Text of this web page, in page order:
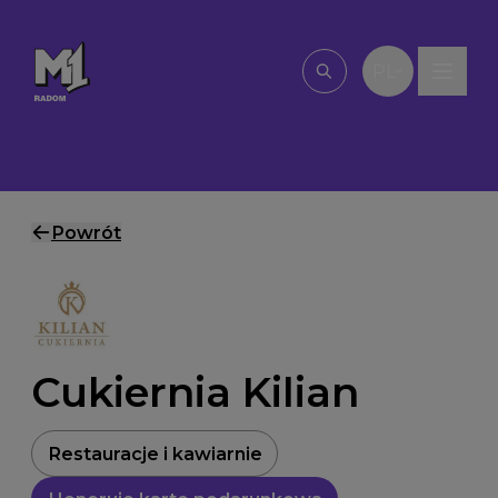
Wpisz, czego
Powrót
Cukiernia Kilian
Restauracje i kawiarnie